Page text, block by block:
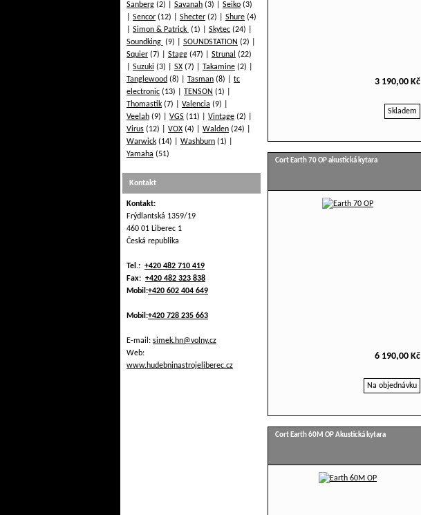
3 190,00 Kč
Skladem
Cort Earth 70 OP akustická kytara
6 190,00 Kč
Na objednávku
Cort Earth 60M OP Akustická kytara
Sanberg (2) Savanah (3) Seiko (3)
Sencor (12) Shecter (2) Shure (4)
Simon & Patrick (1) Skytec (24)
Soundking (9) SOUNDSTATION (2)
Squier (7) Stagg (47) Strunal (22)
Suzuki (3) SX (7) Takamine (2)
Tanglewood (8) Tasman (8)
tc
electronic (13) TENSON (1)
Thomastik (7) Valencia (9)
Veelah (9) VGS (11) Vintage (2)
Virus (12) VOX (4) Walden (24)
Warwick (14) Washburn (1)
Yamaha (51)
Kontakt
Kontakt:
Frýdlantská 1359/19
460 01 Liberec 1
Česká republika
Tel.: +420 482 710 419
Fax: +420 482 323 838
Mobil:+420 602 404 649
Mobil:+420 728 235 663
E-mail: simek.hn@volny.cz
Web:
www.hudebninastrojeliberec.cz